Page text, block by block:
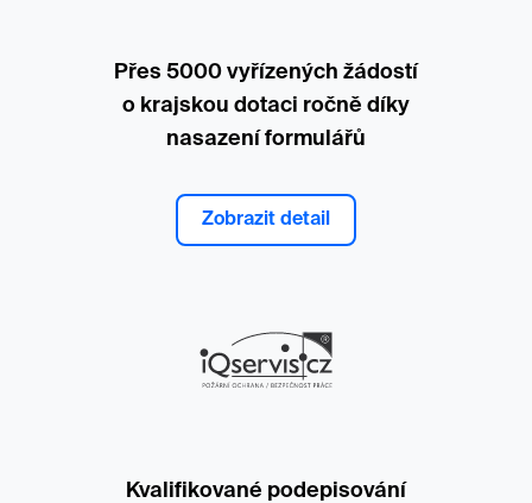
Přes 5000 vyřízených žádostí
o krajskou dotaci ročně díky
nasazení formulářů
Zobrazit detail
Kvalifikované podepisování